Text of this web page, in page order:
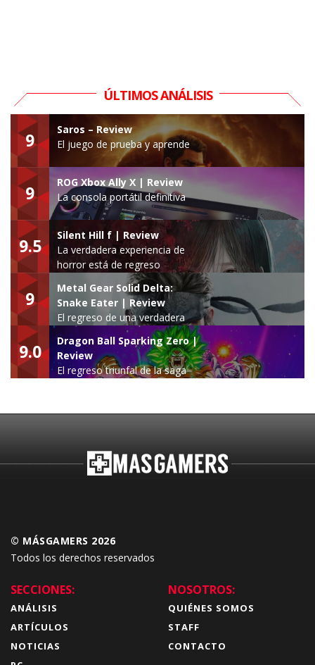
ÚLTIMOS ANÁLISIS
9
Saros – Review
El juego de prueba y aprende
9
ROG Xbox Ally X | Review
La consola portátil definitiva
9.5
Silent Hill f | Review
La verdadera experiencia de
horror está de regreso
9
Metal Gear Solid Delta:
Snake Eater | Review
El regreso de una verdadera
leyenda
9.0
Dragon Ball Sparking Zero |
Review
El regreso triunfal de la saga
© MÁSGAMERS 2026
Todos los derechos reservados
SECCIONES:
ANÁLISIS
ARTÍCULOS
NOTICIAS
NOSOTROS:
QUIÉNES SOMOS
STAFF
CONTACTO